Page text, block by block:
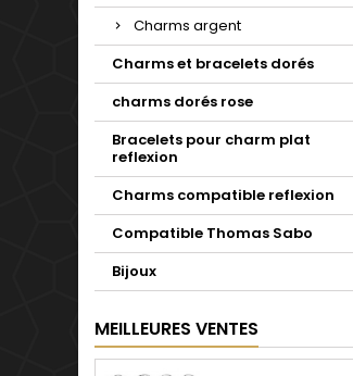
Charms argent
Charms et bracelets dorés
charms dorés rose
Bracelets pour charm plat
reflexion
Charms compatible reflexion
Compatible Thomas Sabo
Bijoux
MEILLEURES VENTES